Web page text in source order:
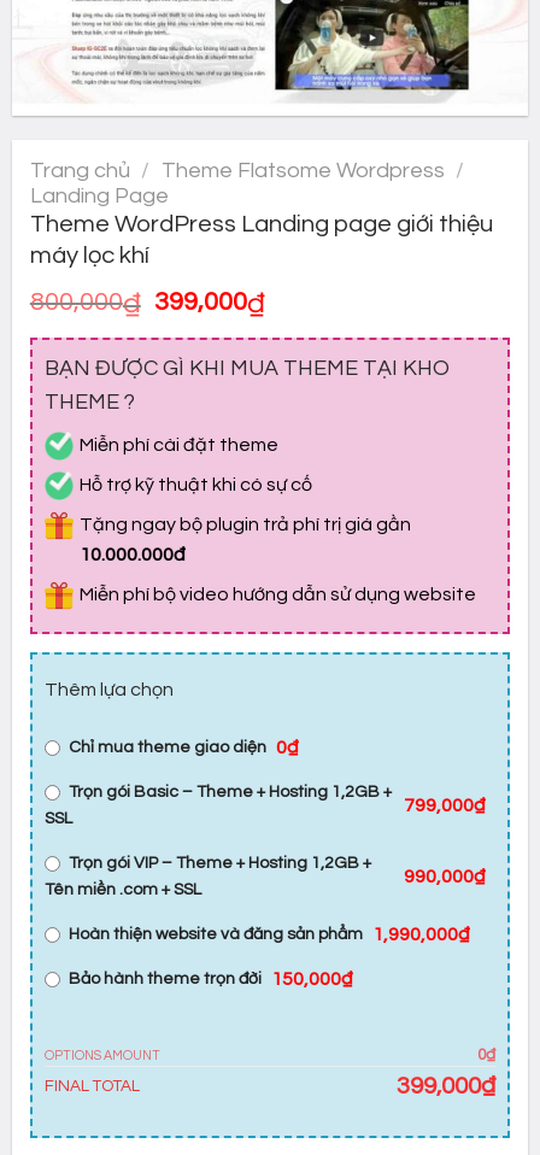
Trang chủ / Theme Flatsome Wordpress /
Landing Page
Theme WordPress Landing page giới thiệu
máy lọc khí
800,000₫ Giá
là:
800,000₫.
399,000₫Giá
là:
BẠN ĐƯỢC GÌ KHI MUA THEME TẠI KHO
THEME ?
Miễn phí cài đặt theme
Hỗ trợ kỹ thuật khi có sự cố
Tặng ngay bộ plugin trả phí trị giá gần
10.000.000đ
Miễn phí bộ video hướng dẫn sử dụng website
Thêm lựa chọn
Chỉ mua theme giao diện 0₫
Trọn gói Basic – Theme + Hosting 1,2GB +
SSL
799,000₫
Trọn gói VIP – Theme + Hosting 1,2GB +
Tên miền .com + SSL
990,000₫
Hoàn thiện website và đăng sản phẩm 1,990,000₫
Bảo hành theme trọn đời 150,000₫
OPTIONS AMOUNT
0₫
FINAL TOTAL
399,000₫